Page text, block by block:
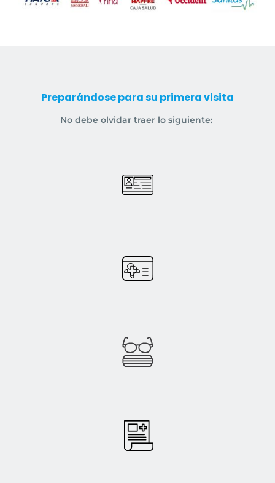
Preparándose para su primera visita
No debe olvidar traer lo siguiente: